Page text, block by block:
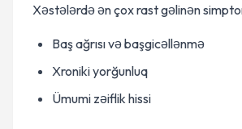
Xəstələrdə ən çox rast gəlinən
Baş ağrısı və başgicəllənmə
Xroniki yorğunluq
Ümumi zəiflik hissi